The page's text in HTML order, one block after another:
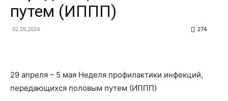
путем (ИППП)
02.05.2024 274
29 апреля – 5 мая Неделя профилактики инфекций,
передающихся половым путем (ИППП)